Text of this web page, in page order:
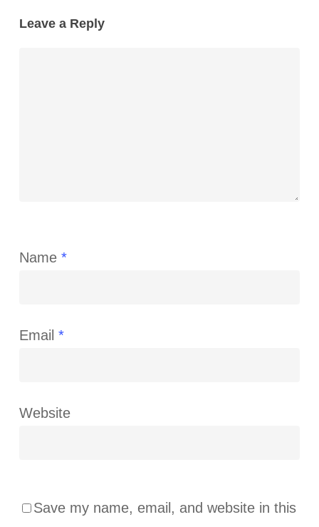
Leave a Reply
Name *
Email *
Website
Save my name, email, and website in this